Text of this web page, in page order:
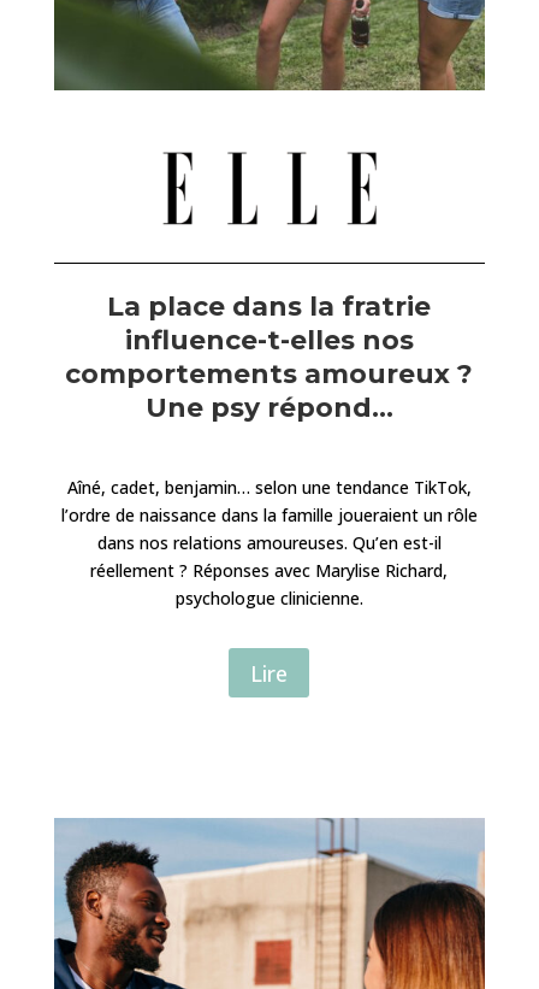
La place dans la fratrie
influence-t-elles nos
comportements amoureux ?
Une psy répond…
Aîné, cadet, benjamin… selon une tendance TikTok,
l’ordre de naissance dans la famille joueraient un rôle
dans nos relations amoureuses. Qu’en est-il
réellement ? Réponses avec Marylise Richard,
psychologue clinicienne.
Lire